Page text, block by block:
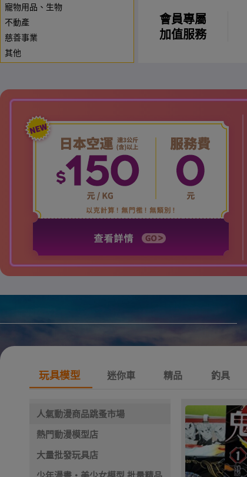
寵物用品、生物
不動產
慈善事業
其他
會員專屬
加值服務
玩具模型 迷你車 精品 釣具
人氣動漫商品跳蚤市場
熱門動漫模型店
大量批發玩具店